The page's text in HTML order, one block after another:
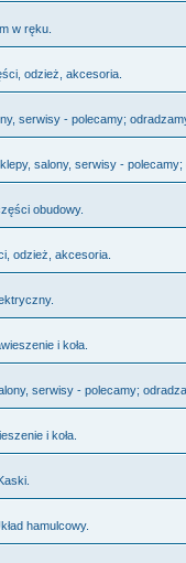
w ręku.
odzież, akcesoria.
serwisy - polecamy;
salony, serwisy - polecamy;
obudowy.
odzież, akcesoria.
i koła.
serwisy - polecamy;
i koła.
hamulcowy.